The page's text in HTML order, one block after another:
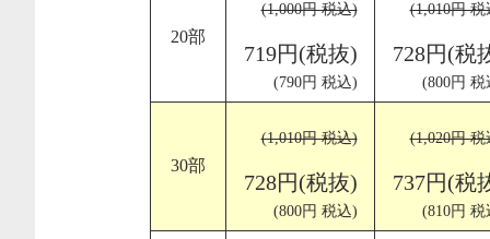
20部
(1,000円 税込)
719円(税抜)
(790円 税込)
(1,010円 税
728円(税
(800円 税
30部
(1,010円 税込)
728円(税抜)
(800円 税込)
(1,020円 税
737円(税
(810円 税